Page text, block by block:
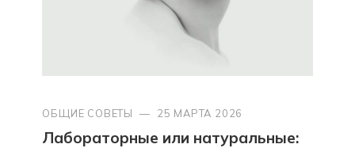
ОБЩИЕ СОВЕТЫ — 25 МАРТА 2026
Лабораторные или натуральные: